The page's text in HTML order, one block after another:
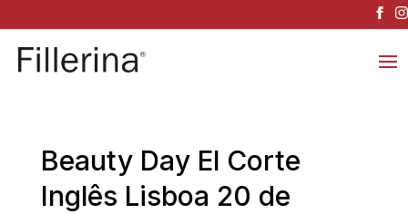
Beauty Day El Corte
Inglês Lisboa 20 de